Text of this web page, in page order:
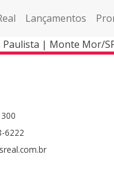
Lançamentos
Paulista | Monte Mor/
6222